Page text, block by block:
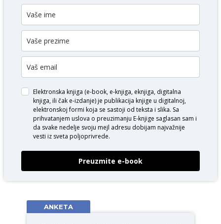
Elektronska knjiga (e-book, e-knjiga, eknjiga, digitalna
knjiga, ili čak e-izdanje) je publikacija knjige u digitalnoj,
elektronskoj formi koja se sastoji od teksta i slika. Sa
prihvatanjem uslova o preuzimanju E-knjige saglasan sam i
da svake nedelje svoju mejl adresu dobijam najvažnije
vesti iz sveta poljoprivrede.
Preuzmite e-book
ANKETA